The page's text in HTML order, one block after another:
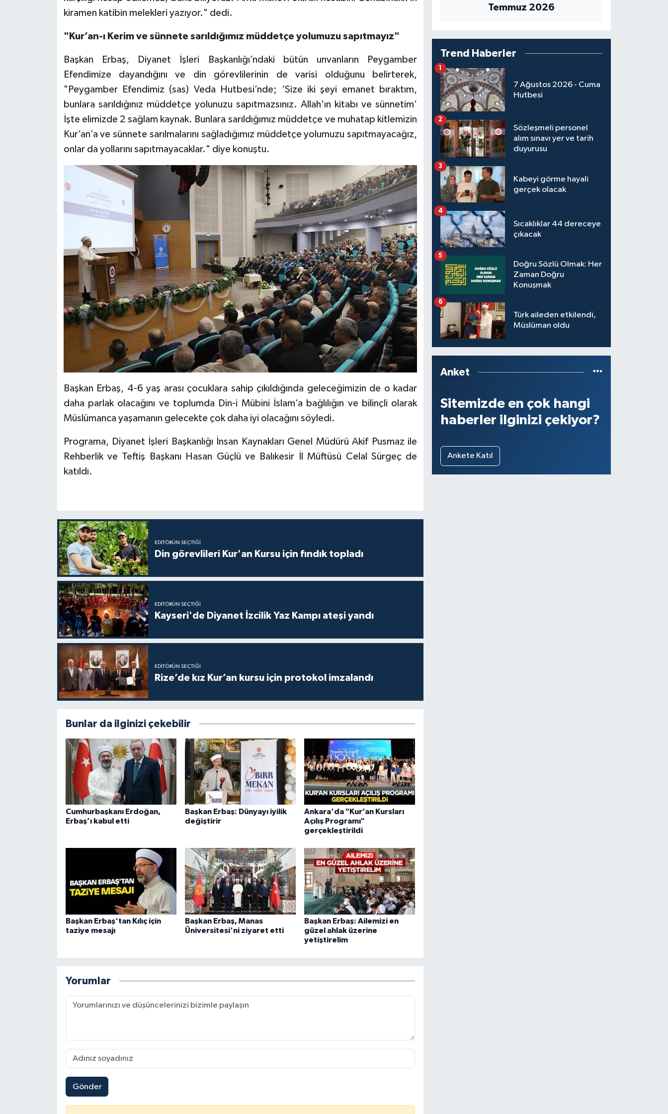
kiramen katibin melekleri yazıyor." dedi.
"Kur’an-ı Kerim ve sünnete sarıldığımız müddetçe yolumuzu sapıtmayız"
Başkan Erbaş, Diyanet İşleri Başkanlığı’ndaki bütün unvanların Peygamber
Efendimize dayandığını ve din görevlilerinin de varisi olduğunu belirterek,
"Peygamber Efendimiz (sas) Veda Hutbesi’nde; ‘Size iki şeyi emanet bıraktım,
bunlara sarıldığınız müddetçe yolunuzu sapıtmazsınız. Allah'ın kitabı ve sünnetim’
İşte elimizde 2 sağlam kaynak. Bunlara sarıldığımız müddetçe ve muhatap kitlemizin
Kur’an’a ve sünnete sarılmalarını sağladığımız müddetçe yolumuzu sapıtmayacağız,
onlar da yollarını sapıtmayacaklar." diye konuştu.
Başkan Erbaş, 4-6 yaş arası çocuklara sahip çıkıldığında geleceğimizin de o kadar
daha parlak olacağını ve toplumda Din-i Mübini İslam’a bağlılığın ve bilinçli olarak
Müslümanca yaşamanın gelecekte çok daha iyi olacağını söyledi.
Programa, Diyanet İşleri Başkanlığı İnsan Kaynakları Genel Müdürü Akif Pusmaz ile
Rehberlik ve Teftiş Başkanı Hasan Güçlü ve Balıkesir İl Müftüsü Celal Sürgeç de
katıldı.
EDITÖRÜN SEÇTIĞI
Din görevlileri Kur'an Kursu için fındık topladı
EDITÖRÜN SEÇTIĞI
Kayseri'de Diyanet İzcilik Yaz Kampı ateşi yandı
EDITÖRÜN SEÇTIĞI
Rize’de kız Kur’an kursu için protokol imzalandı
Bunlar da ilginizi çekebilir
Cumhurbaşkanı Erdoğan,
Erbaş’ı kabul etti
Başkan Erbaş: Dünyayı iyilik
değiştirir
Ankara'da "Kur’an Kursları
Açılış Programı"
gerçekleştirildi
Başkan Erbaş'tan Kılıç için
taziye mesajı
Başkan Erbaş, Manas
Üniversitesi'ni ziyaret etti
Başkan Erbaş: Ailemizi en
güzel ahlak üzerine
yetiştirelim
Yorumlar
Gönder
Temmuz 2026
Trend Haberler
7 Ağustos 2026 - Cuma
Hutbesi
1
Sözleşmeli personel
alım sınavı yer ve tarih
duyurusu
2
Kabeyi görme hayali
gerçek olacak
3
Sıcaklıklar 44 dereceye
çıkacak
4
Doğru Sözlü Olmak: Her
Zaman Doğru
Konuşmak
5
Türk aileden etkilendi,
Müslüman oldu
6
Anket
Sitemizde en çok hangi
haberler ilginizi çekiyor?
Ankete Katıl
Burdur Müftülüğü
Bursa Müftülüğü
Çanakkale Müftülüğü
Çankırı Müftülüğü
Çorum Müftülüğü
Denizli Müftülüğü
Düzce Müftülüğü
Edirne Müftülüğü
Elazığ Müftülüğü
Erzincan Müftülüğü
Gaziantep Müftülüğü
Gümüşhane Müftülüğü
Iğdır Müftülüğü
Isparta Müftülüğü
İstanbul Müftülüğü
İzmir Müftülüğü
Kahramanmaraş Müftülüğü
Karabük Müftülüğü
Karaman Müftülüğü
Kayseri Müftülüğü
Kilis Müftülüğü
Kırıkkale Müftülüğü
Kocaeli Müftülüğü
Kütahya Müftülüğü
Manisa Müftülüğü
Mersin Müftülüğü
Muğla Müftülüğü
Muş Müftülüğü
Duyurular
Bilim, Teknoloji
Diyanet TV